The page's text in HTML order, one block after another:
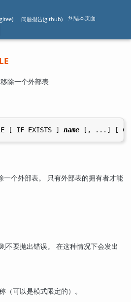
问题报告(github) 纠错本页面
除一个外部表
[ IF EXISTS ] name
一个外部表。 只有外部表的拥有者才能
不要抛出错误。 在这种情况下会发出
（可以是模式限定的）。